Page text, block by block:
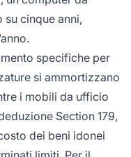
cinque anni,
specifiche per
si ammortizzano
i mobili da ufficio
Section 179,
dei beni idonei